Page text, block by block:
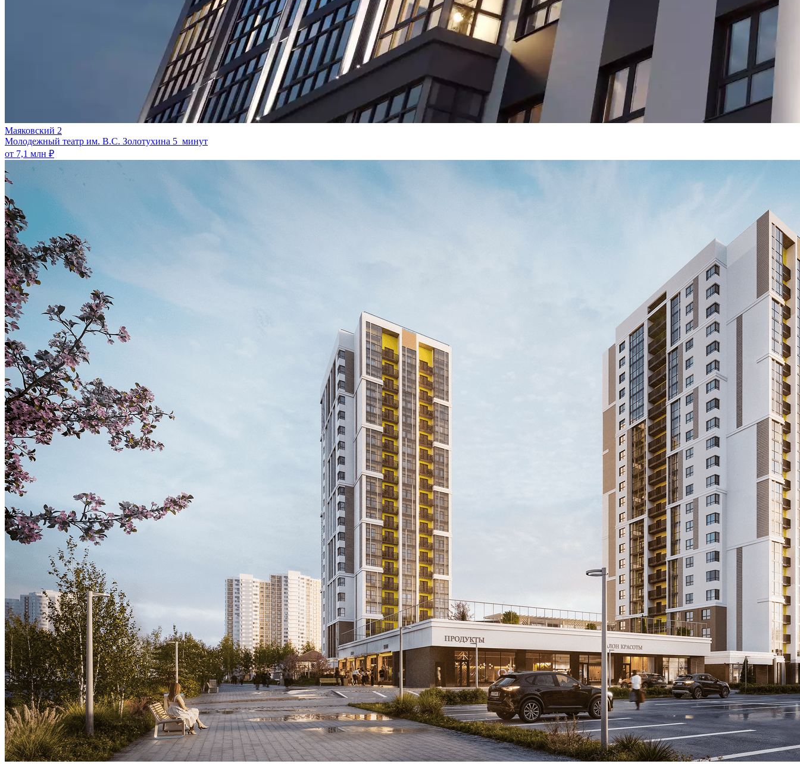
Маяковский 2
Молодежный театр им. В.С. Золотухина 5 минут
от 7,1 млн ₽